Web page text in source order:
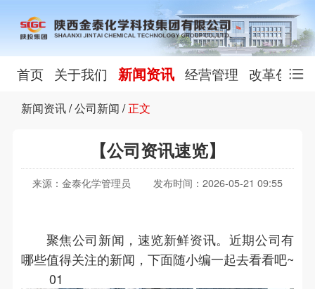
首页 关于我们 新闻资讯 经营管理 改革创新
新闻资讯/公司新闻 / 正文
【公司资讯速览】
来源：金泰化学管理员 发布时间：2026-05-21 09:55
聚焦公司新闻，速览新鲜资讯。近期公司有
哪些值得关注的新闻，下面随小编一起去看看吧~
01